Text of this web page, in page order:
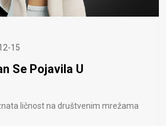
15
Se Pojavila U
ličnost na društvenim mrežama